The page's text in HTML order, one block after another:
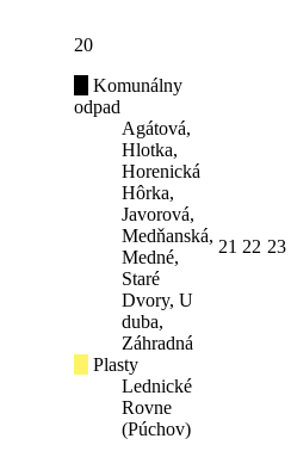
20
Komunálny
odpad
Agátová,
Hlotka,
Horenická
Hôrka,
Javorová,
Medňanská,
Medné,
Staré
Dvory, U
duba,
Záhradná
Plasty
Lednické
Rovne
(Púchov)
21 22 23